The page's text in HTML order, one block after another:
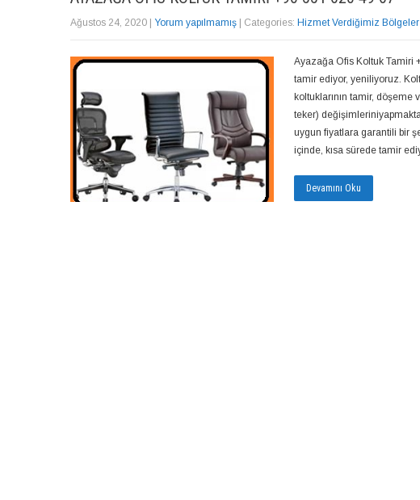
Ağustos 24, 2020 Yorum yapılmamış | Categories: Hizmet Verdiğimiz Bölgeler
Ayazağa Ofis Koltuk Tamiri
tamir ediyor, yeniliyoruz.
koltuklarının tamir,
teker)
uygun fiyatlara garantili bir
içinde, kısa sürede tamir
Devamını Oku